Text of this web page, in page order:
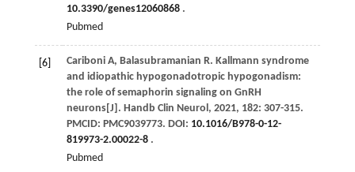
10.3390/genes12060868.
Pubmed
[6] Cariboni A, Balasubramanian R. Kallmann syndrome
and idiopathic hypogonadotropic hypogonadism:
the role of semaphorin signaling on GnRH
neurons[J]. Handb Clin Neurol , 2021, 182: 307-315.
PMCID: PMC9039773. DOI: 10.1016/B978-0-12-
819973-2.00022-8.
Pubmed